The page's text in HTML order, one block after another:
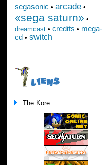
segasonic • arcade•
«sega saturn» •
dreamcast• credits • mega-
cd • switch
LIENS
The Kore